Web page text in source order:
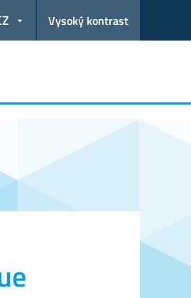
Vysoký kontrast